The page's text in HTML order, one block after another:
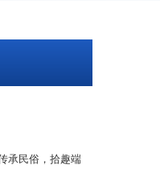
承民俗，拾趣端